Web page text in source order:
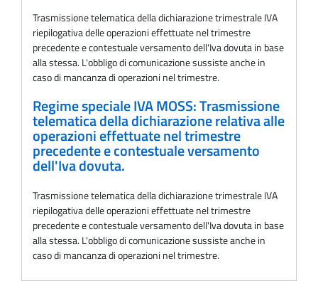
Trasmissione telematica della dichiarazione trimestrale IVA
riepilogativa delle operazioni effettuate nel trimestre
precedente e contestuale versamento dell'Iva dovuta in base
alla stessa. L'obbligo di comunicazione sussiste anche in
caso di mancanza di operazioni nel trimestre.
Regime speciale IVA MOSS: Trasmissione
telematica della dichiarazione relativa alle
operazioni effettuate nel trimestre
precedente e contestuale versamento
dell'Iva dovuta.
Trasmissione telematica della dichiarazione trimestrale IVA
riepilogativa delle operazioni effettuate nel trimestre
precedente e contestuale versamento dell'Iva dovuta in base
alla stessa. L'obbligo di comunicazione sussiste anche in
caso di mancanza di operazioni nel trimestre.